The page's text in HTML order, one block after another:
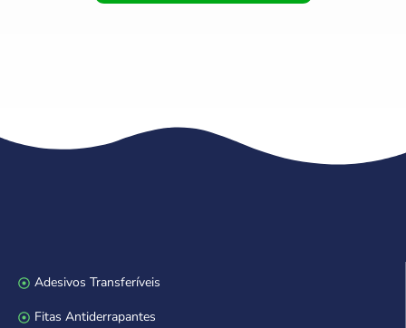
Adesivos Transferíveis
Fitas Antiderrapantes